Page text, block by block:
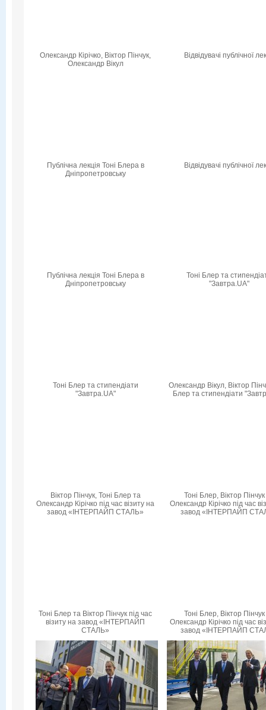
Олександр Кірічко, Віктор Пінчук,
Олександр Вікул
Відвідувачі публічної
Публічна лекція Тоні Блера в
Дніпропетровську
Відвідувачі публічної
Публічна лекція Тоні Блера в
Дніпропетровську
Тоні Блер та
"Завтра.UA"
Тоні Блер та стипендіати
"Завтра.UA"
Олександр Вікул, Віктор
Блер та стипендіати
Віктор Пінчук, Тоні Блер та
Олександр Кірічко під час візиту на
завод «ІНТЕРПАЙП СТАЛЬ»
Тоні Блер, Віктор
Олександр Кірічко під час
завод «ІНТЕРПАЙП
Тоні Блер та Віктор Пінчук під час
візиту на завод «ІНТЕРПАЙП
СТАЛЬ»
Тоні Блер, Віктор
Олександр Кірічко під час
завод «ІНТЕРПАЙП